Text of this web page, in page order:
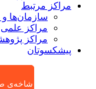
مراکز مرتبط
سازمان‌ها و
مراکز علمی
مراکز
پیشکسوتان
شاخه‌ی